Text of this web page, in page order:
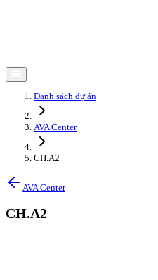
Danh sách dự án
AVA Center
CH.A2
AVA Center
CH.A2